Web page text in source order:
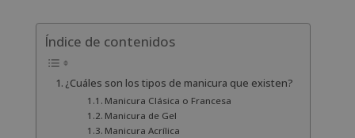
Índice de contenidos
¿Cuáles son los tipos de manicura que existen?
Manicura Clásica o Francesa
Manicura de Gel
Manicura Acrílica